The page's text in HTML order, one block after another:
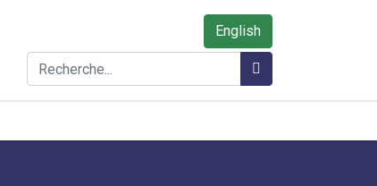
English
Rechercher